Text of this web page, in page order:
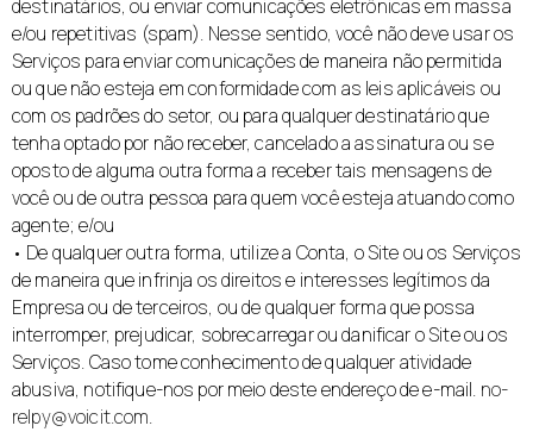
destinatários, ou enviar comunicações eletrônicas em massa
e/ou repetitivas (spam). Nesse sentido, você não deve usar os
Serviços para enviar comunicações de maneira não permitida
ou que não esteja em conformidade com as leis aplicáveis ou
com os padrões do setor, ou para qualquer destinatário que
tenha optado por não receber, cancelado a assinatura ou se
oposto de alguma outra forma a receber tais mensagens de
você ou de outra pessoa para quem você esteja atuando como
agente; e/ou
• De qualquer outra forma, utilize a Conta, o Site ou os Serviços
de maneira que infrinja os direitos e interesses legítimos da
Empresa ou de terceiros, ou de qualquer forma que possa
interromper, prejudicar, sobrecarregar ou danificar o Site ou os
Serviços. Caso tome conhecimento de qualquer atividade
abusiva, notifique-nos por meio deste endereço de e-mail. no-
relpy@voicit.com.